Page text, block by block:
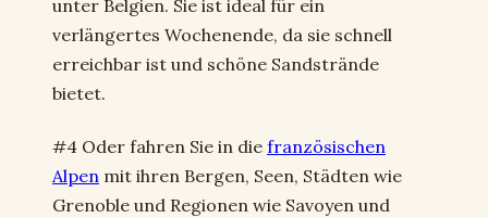
unter Belgien. Sie ist ideal für ein
verlängertes Wochenende, da sie schnell
erreichbar ist und schöne Sandstrände
bietet.
#4 Oder fahren Sie in die französischen
Alpen mit ihren Bergen, Seen, Städten wie
Grenoble und Regionen wie Savoyen und